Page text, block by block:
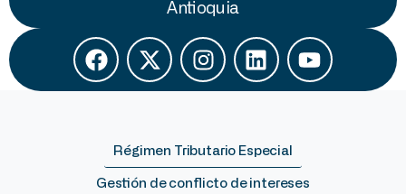
Antioquia
Régimen Tributario Especial
Gestión de conflicto de intereses